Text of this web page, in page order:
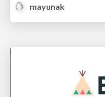
mayunak